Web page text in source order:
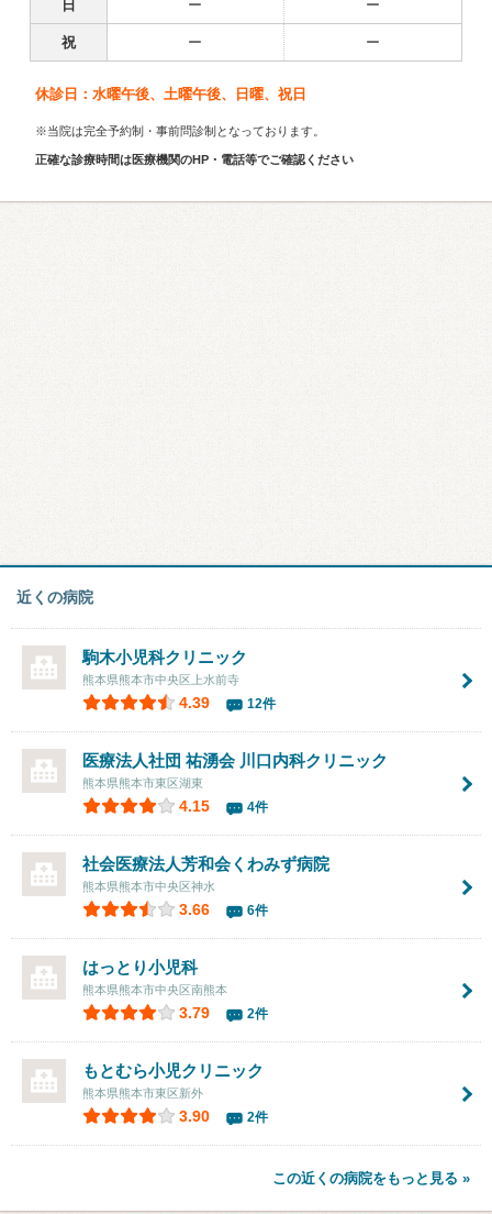
日 ー ー
祝 ー ー
休診日：水曜午後、土曜午後、日曜、祝日
※当院は完全予約制・事前問診制となっております。
正確な診療時間は医療機関のHP・電話等でご確認ください
近くの病院
駒木小児科クリニック
熊本県熊本市中央区上水前寺
4.39 12件
医療法人社団 祐湧会 川口内科クリニック
熊本県熊本市東区湖東
4.15 4件
社会医療法人芳和会くわみず病院
熊本県熊本市中央区神水
3.66 6件
はっとり小児科
熊本県熊本市中央区南熊本
3.79 2件
もとむら小児クリニック
熊本県熊本市東区新外
3.90 2件
この近くの病院をもっと見る »